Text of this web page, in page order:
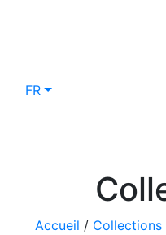
FR
Accueil / Collections